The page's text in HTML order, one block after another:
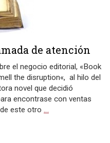
de atención
el negocio editorial, «Book
the disruption«, al hilo del
novel que decidió
encontrase con ventas
este otro …